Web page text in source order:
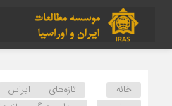
خانه تازه‌های ایراس